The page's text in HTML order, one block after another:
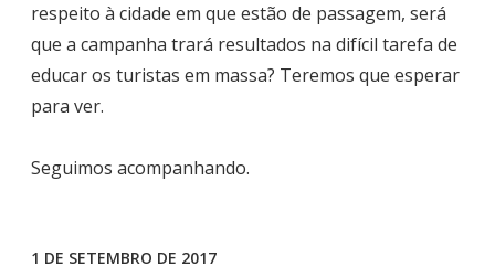
respeito à cidade em que estão de passagem, será
que a campanha trará resultados na difícil tarefa de
educar os turistas em massa? Teremos que esperar
para ver.
Seguimos acompanhando.
1 DE SETEMBRO DE 2017